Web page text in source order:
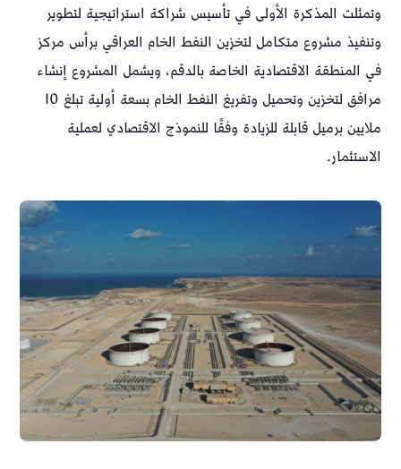
وتمثلت المذكرة الأولى في تأسيس شراكة استراتيجية لتطوير
وتنفيذ مشروع متكامل لتخزين النفط الخام العراقي برأس مركز
في المنطقة الاقتصادية الخاصة بالدقم، ويشمل المشروع إنشاء
مرافق لتخزين وتحميل وتفريغ النفط الخام بسعة أولية تبلغ 10
ملايين برميل قابلة للزيادة وفقًا للنموذج الاقتصادي لعملية
الاستثمار.